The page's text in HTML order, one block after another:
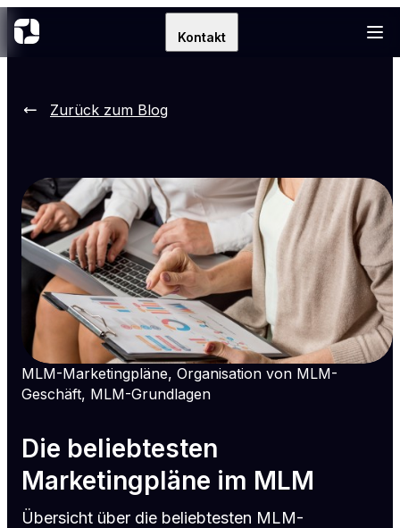
Kontakt
Zurück zum Blog
MLM-Marketingpläne, Organisation von MLM-
Geschäft, MLM-Grundlagen
Die beliebtesten
Marketingpläne im MLM
Übersicht über die beliebtesten MLM-